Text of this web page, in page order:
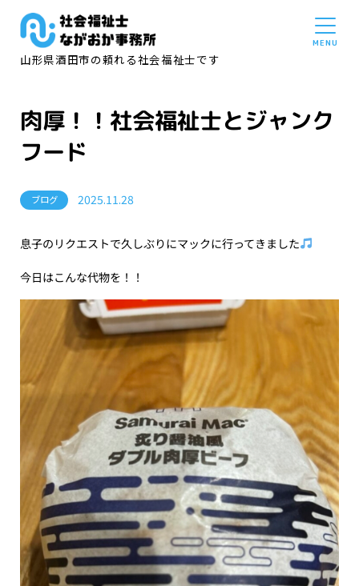
山形県酒田市の頼れる社会福祉士です
肉厚！！社会福祉士とジャンク
フード
ブログ 2025.11.28
息子のリクエストで久しぶりにマックに行ってきました
今日はこんな代物を！！